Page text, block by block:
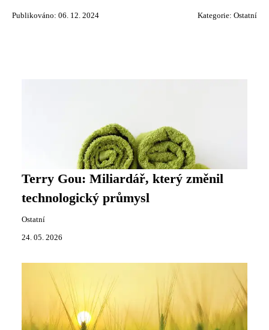
Publikováno: 06. 12. 2024 Kategorie: Ostatní
Terry Gou: Miliardář, který změnil
technologický průmysl
Ostatní
24. 05. 2026